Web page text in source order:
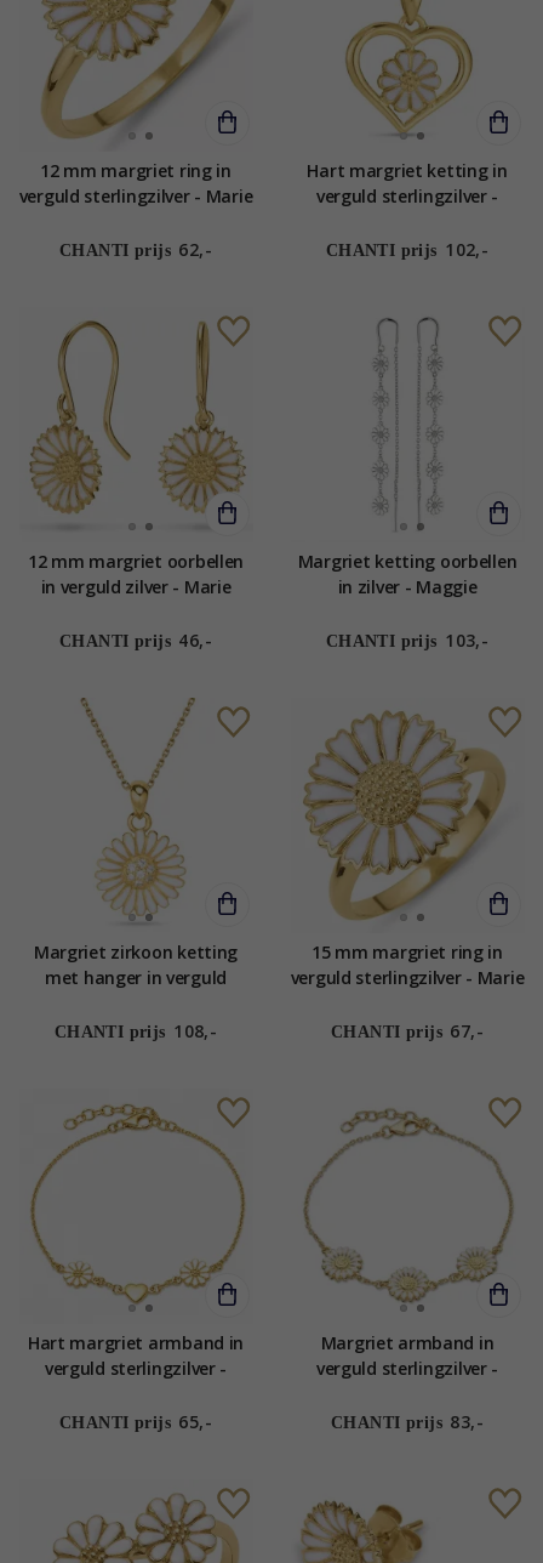
12 mm margriet ring in
verguld sterlingzilver - Marie
CHANTI prijs 62,-
Hart margriet ketting in
verguld sterlingzilver -
CHANTI prijs 102,-
12 mm margriet oorbellen
in verguld zilver - Marie
CHANTI prijs 46,-
Margriet ketting oorbellen
in zilver - Maggie
CHANTI prijs 103,-
Margriet zirkoon ketting
met hanger in verguld
CHANTI prijs 108,-
15 mm margriet ring in
verguld sterlingzilver - Marie
CHANTI prijs 67,-
Hart margriet armband in
verguld sterlingzilver -
CHANTI prijs 65,-
Margriet armband in
verguld sterlingzilver -
CHANTI prijs 83,-